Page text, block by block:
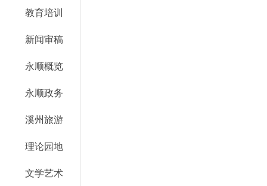
教育培训
新闻审稿
永顺概览
永顺政务
溪州旅游
理论园地
文学艺术